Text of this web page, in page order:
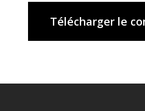
Télécharger le